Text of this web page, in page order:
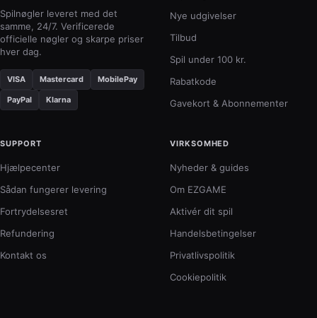
Spilnøgler leveret med det
samme, 24/7. Verificerede
officielle nøgler og skarpe priser
hver dag.
VISA Mastercard MobilePay
PayPal Klarna
Nye udgivelser
Tilbud
Spil under 100 kr.
Rabatkode
Gavekort & Abonnementer
SUPPORT
Hjælpecenter
Sådan fungerer levering
Fortrydelsesret
Refundering
Kontakt os
VIRKSOMHED
Nyheder & guides
Om EZGAME
Aktivér dit spil
Handelsbetingelser
Privatlivspolitik
Cookiepolitik